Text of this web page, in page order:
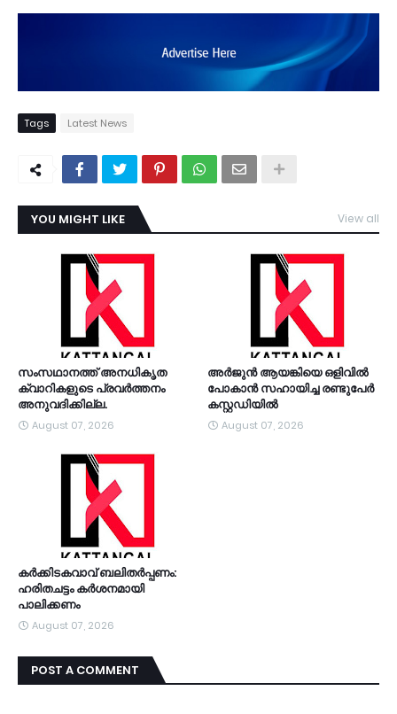
Tags Latest News
YOU MIGHT LIKE View all
സംസഥാനത്ത് അനധികൃത
ക്വാറികളുടെ പ്രവര്‍ത്തനം
അനുവദിക്കില്ല.
August 07, 2026
അര്‍ജുന്‍ ആയങ്കിയെ ഒളിവില്‍
പോകാന്‍ സഹായിച്ച രണ്ടുപേര്‍
കസ്റ്റഡിയിൽ
August 07, 2026
കര്‍ക്കിടകവാവ് ബലിതര്‍പ്പണം:
ഹരിതചട്ടം കര്‍ശനമായി
പാലിക്കണം
August 07, 2026
POST A COMMENT